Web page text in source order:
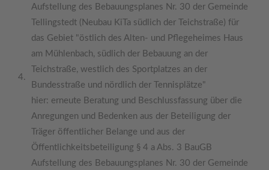
4.
Aufstellung des Bebauungsplanes Nr. 30 der Gemeinde
Tellingstedt (Neubau KiTa südlich der Teichstraße) für
das Gebiet "östlich des Alten- und Pflegeheimes Haus
am Mühlenbach, südlich der Bebauung an der
Teichstraße, westlich des Sportplatzes an der
Bundesstraße und nördlich der Tennisplätze"
hier: erneute Beratung und Beschlussfassung über die
Anregungen und Bedenken aus der Beteiligung der
Träger öffentlicher Belange und aus der
Öffentlichkeitsbeteiligung § 4 a Abs. 3 BauGB
Aufstellung des Bebauungsplanes Nr. 30 der Gemeinde